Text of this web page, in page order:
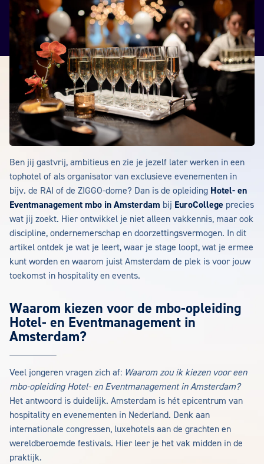
Ben jij gastvrij, ambitieus en zie je jezelf later werken in een
tophotel of als organisator van exclusieve evenementen in
bijv. de RAI of de ZIGGO-dome? Dan is de opleiding Hotel- en
Eventmanagement mbo in Amsterdam bij EuroCollege precies
wat jij zoekt. Hier ontwikkel je niet alleen vakkennis, maar ook
discipline, ondernemerschap en doorzettingsvermogen. In dit
artikel ontdek je wat je leert, waar je stage loopt, wat je ermee
kunt worden en waarom juist Amsterdam de plek is voor jouw
toekomst in hospitality en events.
Waarom kiezen voor de mbo-opleiding
Hotel- en Eventmanagement in
Amsterdam?
Veel jongeren vragen zich af: Waarom zou ik kiezen voor een
mbo-opleiding Hotel- en Eventmanagement in Amsterdam?
Het antwoord is duidelijk. Amsterdam is hét epicentrum van
hospitality en evenementen in Nederland. Denk aan
internationale congressen, luxehotels aan de grachten en
wereldberoemde festivals. Hier leer je het vak midden in de
praktijk.